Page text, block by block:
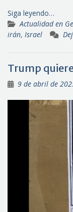
Siga leyendo…
Actualidad en
irán, Israel
Trump
9 de abril de